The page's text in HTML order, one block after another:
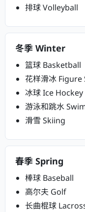
排球 Volleyball
冬季 Winter
篮球 Basketball
花样滑冰 Figure
冰球 Ice Hockey
游泳和跳水
滑雪 Skiing
春季 Spring
棒球 Baseball
高尔夫 Golf
长曲棍球